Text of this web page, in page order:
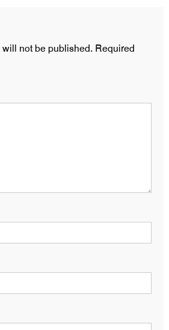
not be published. Required